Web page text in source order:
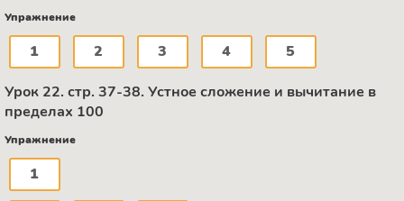
Упражнение
1 2 3 4 5
Урок 22. стр. 37-38. Устное сложение и вычитание в
пределах 100
Упражнение
1